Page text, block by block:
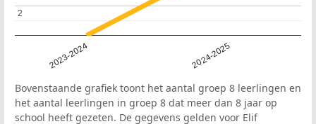
2023-2024 2024-2025
2
2
Bovenstaande grafiek toont het aantal groep 8 leerlingen en
het aantal leerlingen in groep 8 dat meer dan 8 jaar op
school heeft gezeten. De gegevens gelden voor Elif